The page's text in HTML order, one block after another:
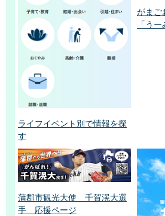
ライフイベント別で情報を探
す
がまご
「う
蒲郡市観光大使 千賀滉大選
手 応援ページ